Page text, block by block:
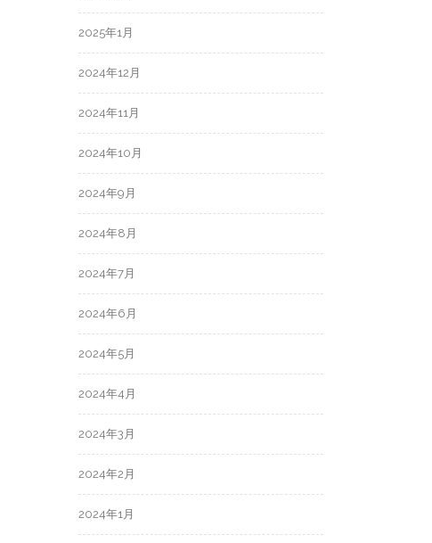
2025年1月
2024年12月
2024年11月
2024年10月
2024年9月
2024年8月
2024年7月
2024年6月
2024年5月
2024年4月
2024年3月
2024年2月
2024年1月